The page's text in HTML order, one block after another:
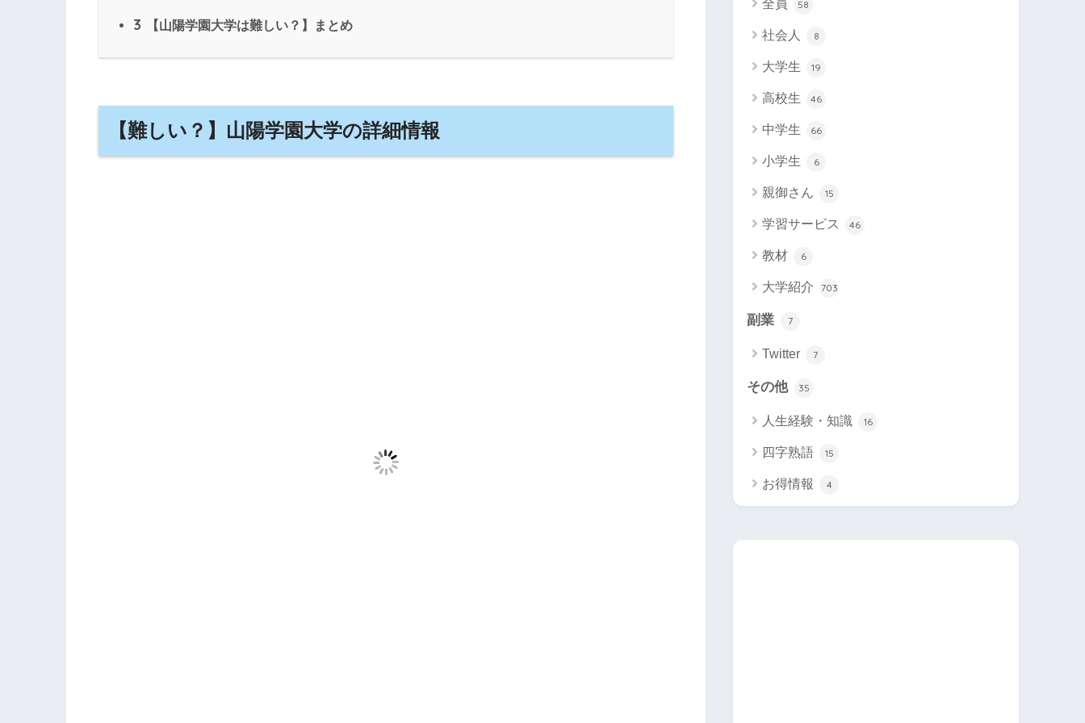
3 【山陽学園大学は難しい？】まとめ
【難しい？】山陽学園大学の詳細情報
全員 58
社会人 8
大学生 19
高校生 46
中学生 66
小学生 6
親御さん 15
学習サービス 46
教材 6
大学紹介 703
副業 7
Twitter 7
その他 35
人生経験・知識 16
四字熟語 15
お得情報 4